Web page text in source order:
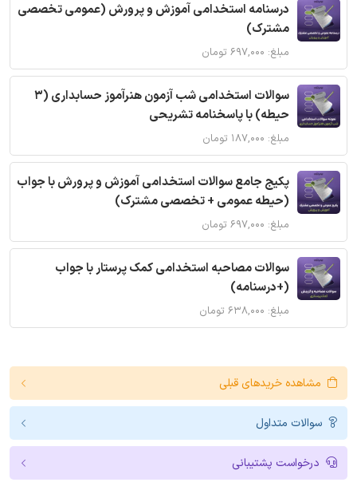
درسنامه استخدامی آموزش و پرورش (عمومی تخصصی
مشترک)
مبلغ: ۶۹۷,۰۰۰ تومان
سوالات استخدامی شب آزمون هنرآموز حسابداری (3
حیطه) با پاسخنامه تشریحی
مبلغ: ۱۸۷,۰۰۰ تومان
پکیج جامع سوالات استخدامی آموزش و پرورش با جواب
(حیطه عمومی + تخصصی مشترک)
مبلغ: ۶۹۷,۰۰۰ تومان
سوالات مصاحبه استخدامی کمک پرستار با جواب
(+درسنامه)
مبلغ: ۶۳۸,۰۰۰ تومان
مشاهده خریدهای قبلی
سوالات متداول
درخواست پشتیبانی